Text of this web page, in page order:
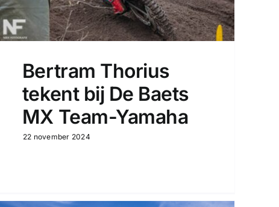
Bertram Thorius
tekent bij De Baets
MX Team-Yamaha
22 november 2024